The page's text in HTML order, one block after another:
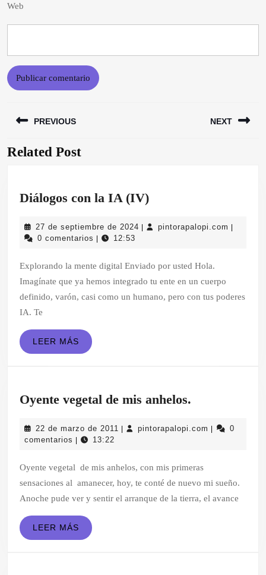
Web
de
entradas
PREVIOUS
Entrada
NEXT
Related Post
Diálogos con la IA (IV)Diálogos
la
(IV)
27 de septiembre de 2024 27
2024
| pintorapalopi.com |
0 comentarios | 12:53
Explorando la mente digital Enviado por usted Hola.
Imagínate que ya hemos integrado tu ente en un cuerpo
definido, varón, casi como un humano, pero con tus poderes
IA. Te
LEER MÁS LEER
MÁS
Oyente vegetal de mis anhelos.
de
anhelos.
22 de marzo de 2011 22
2011
| pintorapalopi.com |
0
comentarios | 13:22
Oyente vegetal de mis anhelos, con mis primeras
sensaciones al amanecer, hoy, te conté de nuevo mi sueño.
Anoche pude ver y sentir el arranque de la tierra, el avance
LEER MÁS LEER
MÁS